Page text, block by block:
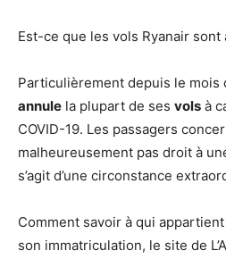
Est-ce que les vols Ryanair sont
Particulièrement depuis le mois
annule la plupart de ses vols à
COVID-19. Les passagers
malheureusement pas droit à
s’agit d’une circonstance
Comment savoir à qui
son immatriculation, le site de